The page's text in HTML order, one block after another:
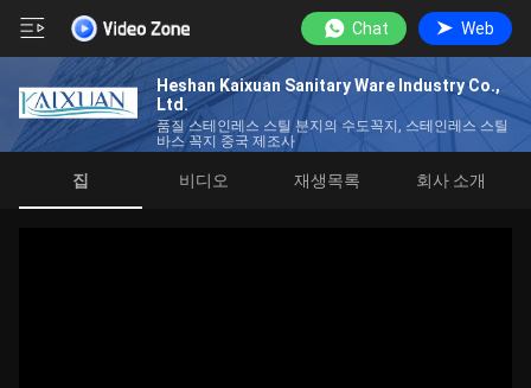
Chat Web
Heshan Kaixuan Sanitary Ware Industry Co.,
Ltd.
품질 스테인레스 스틸 분지의 수도꼭지, 스테인레스 스틸
바스 꼭지 중국 제조사
집 비디오 재생목록 회사 소개